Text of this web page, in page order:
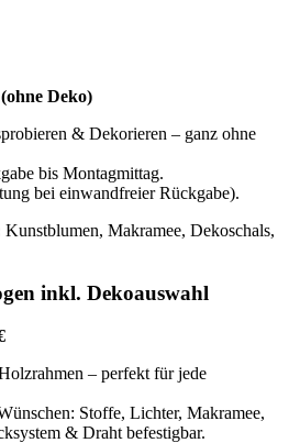
Deko)
& Dekorieren – ganz ohne
bis Montagmittag.
bei einwandfreier Rückgabe).
Kunstblumen, Makramee, Dekoschals,
inkl. Dekoauswahl
– perfekt für jede
Stoffe, Lichter, Makramee,
& Draht befestigbar.